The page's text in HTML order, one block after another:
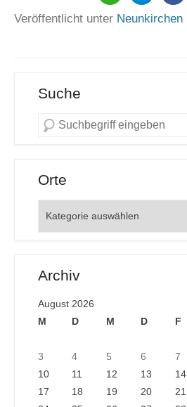
Veröffentlicht unter Neunkirchen
Suche
Orte
Archiv
August 2026
M
D M D F
3
4 5 6 7
10
11 12 13 14
17
18 19 20 21